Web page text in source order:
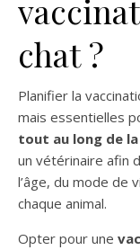
chat ?
Planifier la
mais essentielles
tout au long de
un vétérinaire afin
l’âge, du mode de
chaque animal.
Opter pour une